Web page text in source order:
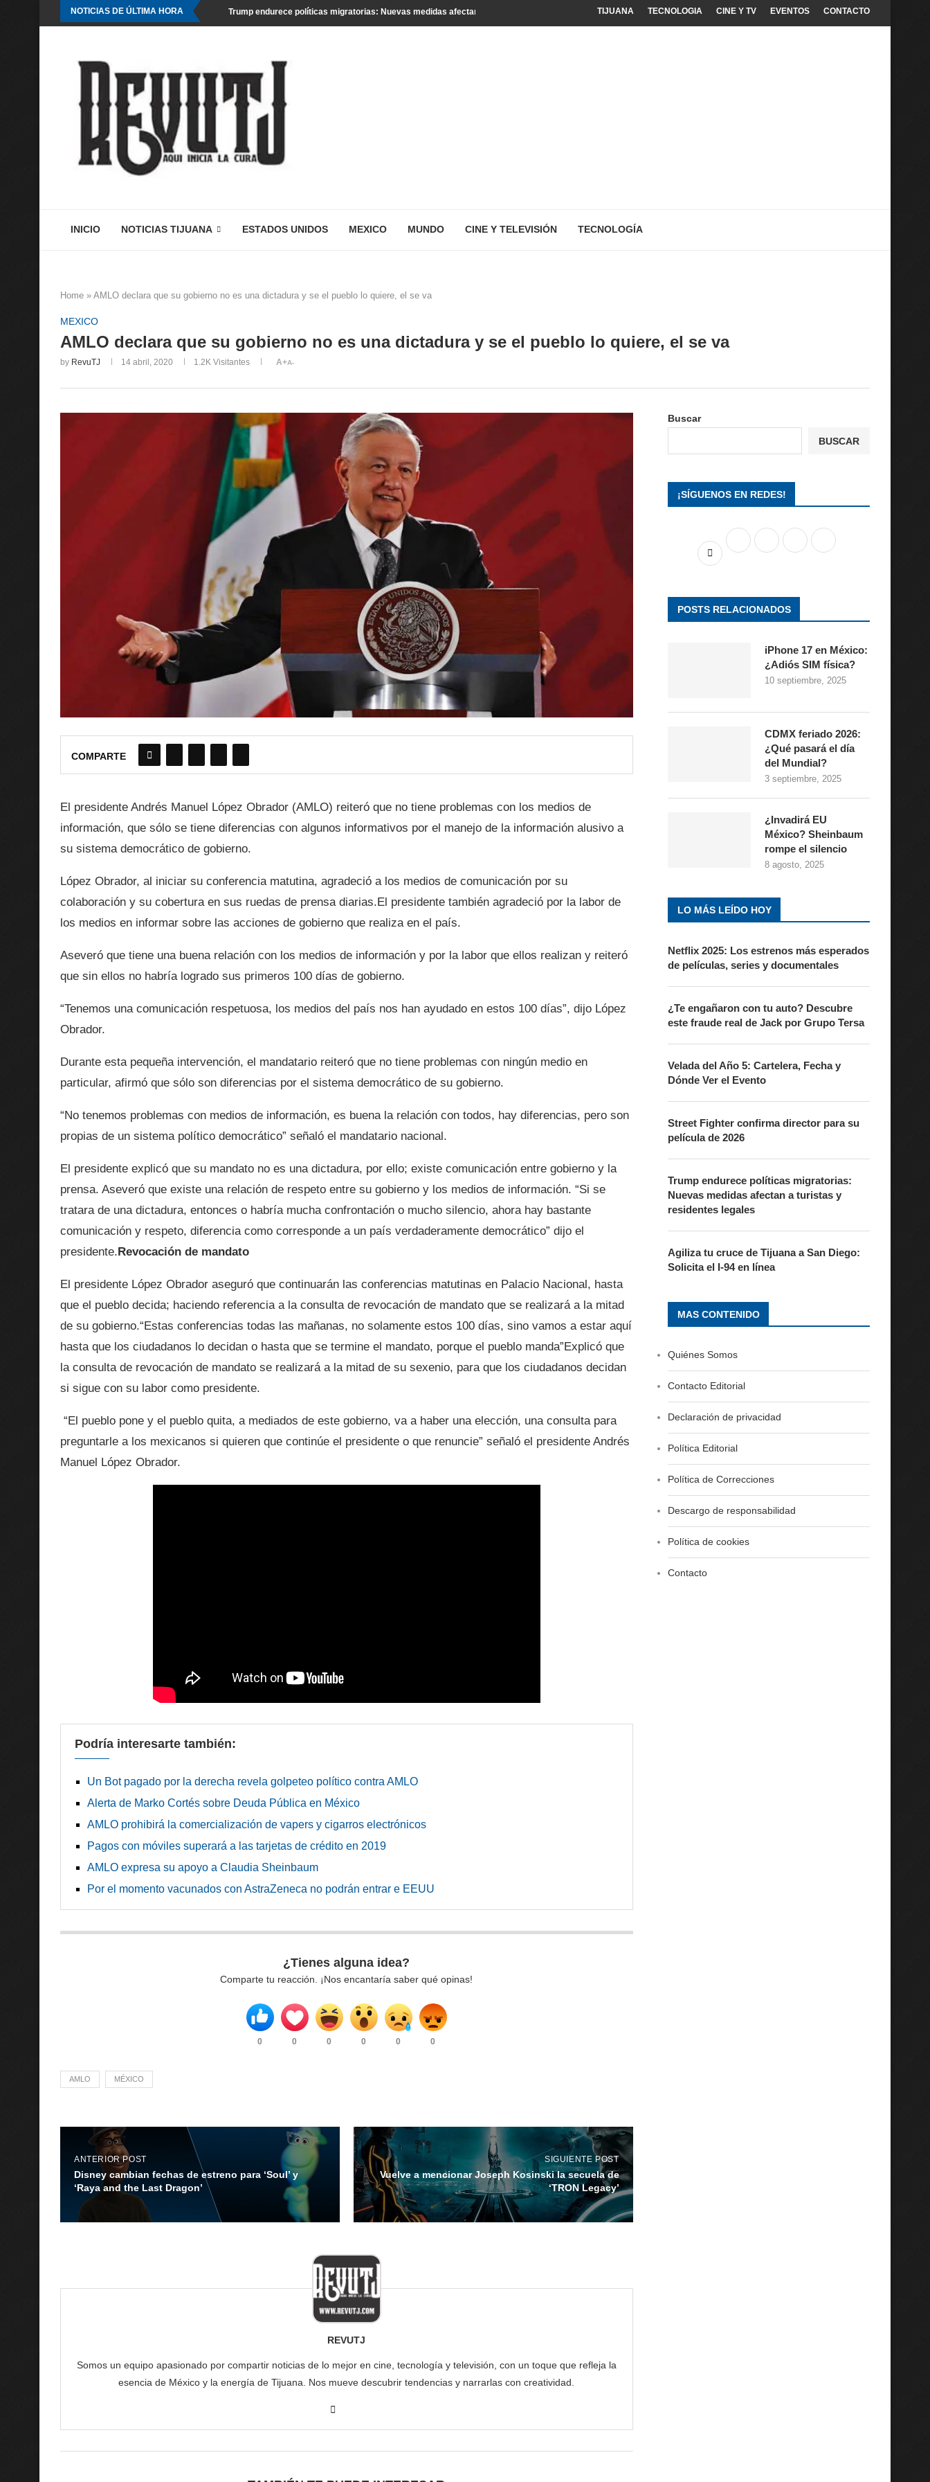
NOTICIAS DE ÚLTIMA HORA Trump endurece políticas migratorias: Nuevas medidas afectan a turistas y residentes legalesTIJUANA TECNOLOGIA CINE Y TV EVENTOS CONTACTO
INICIO NOTICIAS TIJUANA ESTADOS UNIDOS MEXICO MUNDO CINE Y TELEVISIÓN TECNOLOGÍA
Home » AMLO declara que su gobierno no es una dictadura y se el pueblo lo quiere, el se va
MEXICO
AMLO declara que su gobierno no es una dictadura y se el pueblo lo quiere, el se va
by RevuTJ 14 abril, 2020 1.2K Visitantes A+A-
COMPARTE
El presidente Andrés Manuel López Obrador (AMLO) reiteró que no tiene problemas con los medios de
información, que sólo se tiene diferencias con algunos informativos por el manejo de la información alusivo a
su sistema democrático de gobierno.
López Obrador, al iniciar su conferencia matutina, agradeció a los medios de comunicación por su
colaboración y su cobertura en sus ruedas de prensa diarias.El presidente también agradeció por la labor de
los medios en informar sobre las acciones de gobierno que realiza en el país.
Aseveró que tiene una buena relación con los medios de información y por la labor que ellos realizan y reiteró
que sin ellos no habría logrado sus primeros 100 días de gobierno.
“Tenemos una comunicación respetuosa, los medios del país nos han ayudado en estos 100 días”, dijo López
Obrador.
Durante esta pequeña intervención, el mandatario reiteró que no tiene problemas con ningún medio en
particular, afirmó que sólo son diferencias por el sistema democrático de su gobierno.
“No tenemos problemas con medios de información, es buena la relación con todos, hay diferencias, pero son
propias de un sistema político democrático” señaló el mandatario nacional.
El presidente explicó que su mandato no es una dictadura, por ello; existe comunicación entre gobierno y la
prensa. Aseveró que existe una relación de respeto entre su gobierno y los medios de información. “Si se
tratara de una dictadura, entonces o habría mucha confrontación o mucho silencio, ahora hay bastante
comunicación y respeto, diferencia como corresponde a un país verdaderamente democrático” dijo el
presidente.Revocación de mandato
El presidente López Obrador aseguró que continuarán las conferencias matutinas en Palacio Nacional, hasta
que el pueblo decida; haciendo referencia a la consulta de revocación de mandato que se realizará a la mitad
de su gobierno.“Estas conferencias todas las mañanas, no solamente estos 100 días, sino vamos a estar aquí
hasta que los ciudadanos lo decidan o hasta que se termine el mandato, porque el pueblo manda”Explicó que
la consulta de revocación de mandato se realizará a la mitad de su sexenio, para que los ciudadanos decidan
si sigue con su labor como presidente.
“El pueblo pone y el pueblo quita, a mediados de este gobierno, va a haber una elección, una consulta para
preguntarle a los mexicanos si quieren que continúe el presidente o que renuncie” señaló el presidente Andrés
Manuel López Obrador.
Podría interesarte también:
Un Bot pagado por la derecha revela golpeteo político contra AMLO
Alerta de Marko Cortés sobre Deuda Pública en México
AMLO prohibirá la comercialización de vapers y cigarros electrónicos
Pagos con móviles superará a las tarjetas de crédito en 2019
AMLO expresa su apoyo a Claudia Sheinbaum
Por el momento vacunados con AstraZeneca no podrán entrar e EEUU
¿Tienes alguna idea?
Comparte tu reacción. ¡Nos encantaría saber qué opinas!
0 0 0 0 0 0
AMLO MÉXICO
ANTERIOR POST
Disney cambian fechas de estreno para ‘Soul’ y
‘Raya and the Last Dragon’
SIGUIENTE POST
Vuelve a mencionar Joseph Kosinski la secuela de
‘TRON Legacy’
REVUTJ
Somos un equipo apasionado por compartir noticias de lo mejor en cine, tecnología y televisión, con un toque que refleja la
esencia de México y la energía de Tijuana. Nos mueve descubrir tendencias y narrarlas con creatividad.
Buscar
BUSCAR
¡SÍGUENOS EN REDES!
POSTS RELACIONADOS
iPhone 17 en México:
¿Adiós SIM física?
10 septiembre, 2025
CDMX feriado 2026:
¿Qué pasará el día
del Mundial?
3 septiembre, 2025
¿Invadirá EU
México? Sheinbaum
rompe el silencio
8 agosto, 2025
LO MÁS LEÍDO HOY
Netflix 2025: Los estrenos más esperados
de películas, series y documentales
¿Te engañaron con tu auto? Descubre
este fraude real de Jack por Grupo Tersa
Velada del Año 5: Cartelera, Fecha y
Dónde Ver el Evento
Street Fighter confirma director para su
película de 2026
Trump endurece políticas migratorias:
Nuevas medidas afectan a turistas y
residentes legales
Agiliza tu cruce de Tijuana a San Diego:
Solicita el I-94 en línea
MAS CONTENIDO
Quiénes Somos
Contacto Editorial
Declaración de privacidad
Política Editorial
Política de Correcciones
Descargo de responsabilidad
Política de cookies
Contacto